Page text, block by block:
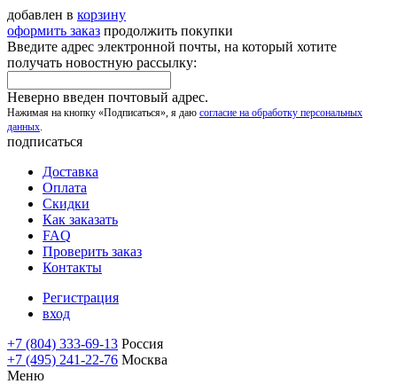
добавлен в корзину
оформить заказ продолжить покупки
Введите адрес электронной почты, на который хотите
получать новостную рассылку:
Неверно введен почтовый адрес.
Нажимая на кнопку «Подписаться», я даю согласие на обработку персональных
данных.
подписаться
Доставка
Оплата
Скидки
Как заказать
FAQ
Проверить заказ
Контакты
Регистрация
вход
+7 (804) 333-69-13 Россия
+7 (495) 241-22-76 Москва
Меню